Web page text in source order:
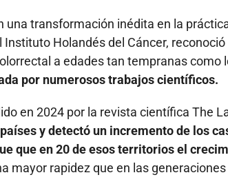
una transformación inédita en la
Holandés del Cáncer, reconoció
a edades tan tempranas como
por numerosos trabajos científicos.
en 2024 por la revista científica The
y detectó un incremento de los
que en 20 de esos territorios el
mayor rapidez que en las generaciones